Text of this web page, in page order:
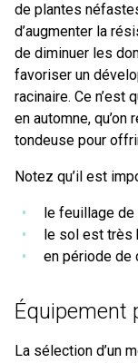
de plantes
d’augmenter la
de diminuer les
favoriser un
racinaire. Ce n’est
en automne,
tondeuse pour
Notez qu’il est
le feuillage de
le sol est très
en période de
Équipement
La sélection d’un